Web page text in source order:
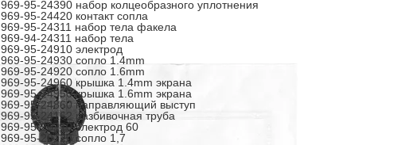
969-95-24390 набор колцеобразного уплотнения
969-95-24420 контакт сопла
969-95-24311 набор тела факела
969-94-24311 набор тела
969-95-24910 электрод
969-95-24930 сопло 1.4mm
969-95-24920 сопло 1.6mm
969-95-24960 крышка 1.4mm экрана
969-95-24950 крышка 1.6mm экрана
969-95-24860 направляющий выступ
969-95-24162 разбивочная труба
969-95-26210 электрод 60
969-95-26120 сопло 1,7